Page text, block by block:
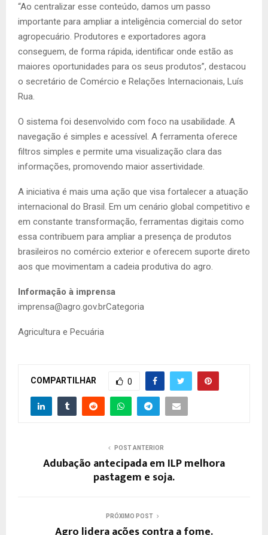
“Ao centralizar esse conteúdo, damos um passo
importante para ampliar a inteligência comercial do setor
agropecuário. Produtores e exportadores agora
conseguem, de forma rápida, identificar onde estão as
maiores oportunidades para os seus produtos”, destacou
o secretário de Comércio e Relações Internacionais, Luís
Rua.
O sistema foi desenvolvido com foco na usabilidade. A
navegação é simples e acessível. A ferramenta oferece
filtros simples e permite uma visualização clara das
informações, promovendo maior assertividade.
A iniciativa é mais uma ação que visa fortalecer a atuação
internacional do Brasil. Em um cenário global competitivo e
em constante transformação, ferramentas digitais como
essa contribuem para ampliar a presença de produtos
brasileiros no comércio exterior e oferecem suporte direto
aos que movimentam a cadeia produtiva do agro.
Informação à imprensa
imprensa@agro.gov.brCategoria
Agricultura e Pecuária
COMPARTILHAR 0
POST ANTERIOR
Adubação antecipada em ILP melhora
pastagem e soja.
PRÓXIMO POST